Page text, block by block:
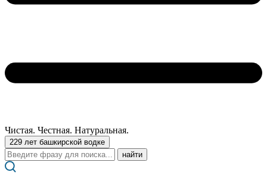
Чистая. Честная. Натуральная.
229 лет башкирской водке
Поиск: